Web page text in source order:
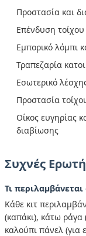
Προστασία και
Επένδυση τοίχου
Εμπορικό λόμπι
Τραπεζαρία
Εσωτερικό
Προστασία
Οίκος ευγηρίας
διαβίωσης
Συχνές
Τι
Κάθε κιτ
(καπάκι), κάτω ράγα
καλούπι πάνελ